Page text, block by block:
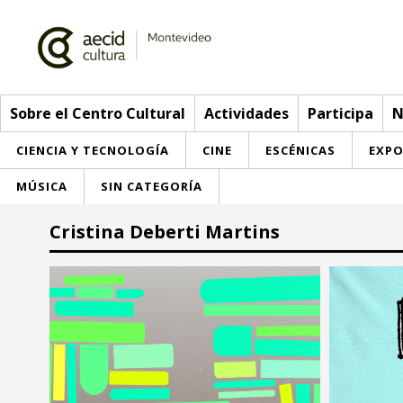
Sobre el Centro Cultural Actividades Participa
CIENCIA Y TECNOLOGÍA CINE ESCÉNICAS
MÚSICA SIN CATEGORÍA
Sobre el Centro Cultural
Red AECID
Equipo
Visítanos
> Go to Actividades
Inscriptions
Participa
Envíanos tu propuesta
Buzón de sugerencias
Noticias
Convocatorias
Cristina Deberti Martins